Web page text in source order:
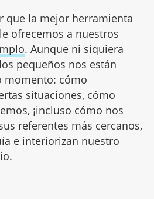
que la mejor herramienta
ofrecemos a nuestros
. Aunque ni siquiera
pequeños nos están
momento: cómo
situaciones, cómo
¡incluso cómo nos
referentes más cercanos,
e interiorizan nuestro